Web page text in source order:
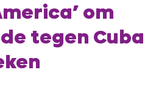
om
tegen Cuba